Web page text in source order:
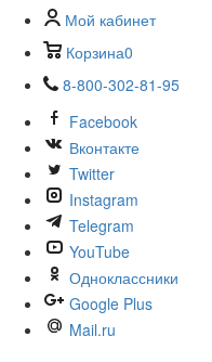
Мой кабинет
Корзина0
8-800-302-81-95
Facebook
Вконтакте
Twitter
Instagram
Telegram
YouTube
Одноклассники
Google Plus
Mail.ru